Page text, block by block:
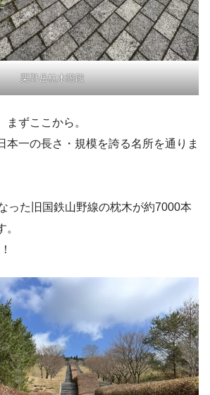
栗野岳枕木階段
まずここから。
本一の長さ・規模を誇る名所を通りま
った旧国鉄山野線の枕木が約7000本